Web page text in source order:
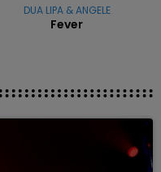
DUA LIPA & ANGELE
Fever